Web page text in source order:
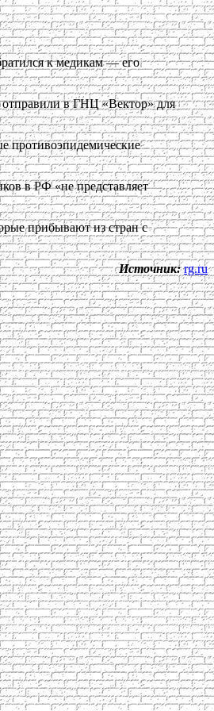
к медикам — его
отправили в ГНЦ «Вектор» для
противоэпидемические
в РФ «не представляет
прибывают из стран с
Источник: rg.ru